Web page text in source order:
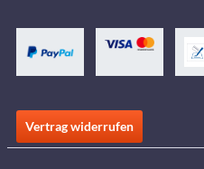
Vertrag widerrufen